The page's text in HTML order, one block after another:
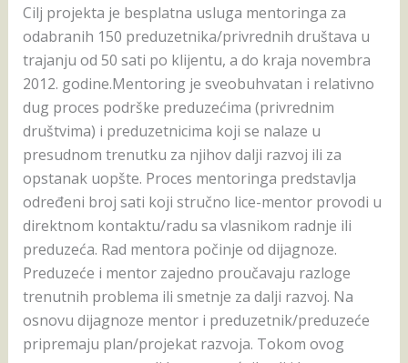
Cilj projekta je besplatna usluga mentoringa za
odabranih 150 preduzetnika/privrednih društava u
trajanju od 50 sati po klijentu, a do kraja novembra
2012. godine.Mentoring je sveobuhvatan i relativno
dug proces podrške preduzećima (privrednim
društvima) i preduzetnicima koji se nalaze u
presudnom trenutku za njihov dalji razvoj ili za
opstanak uopšte. Proces mentoringa predstavlja
određeni broj sati koji stručno lice-mentor provodi u
direktnom kontaktu/radu sa vlasnikom radnje ili
preduzeća. Rad mentora počinje od dijagnoze.
Preduzeće i mentor zajedno proučavaju razloge
trenutnih problema ili smetnje za dalji razvoj. Na
osnovu dijagnoze mentor i preduzetnik/preduzeće
pripremaju plan/projekat razvoja. Tokom ovog